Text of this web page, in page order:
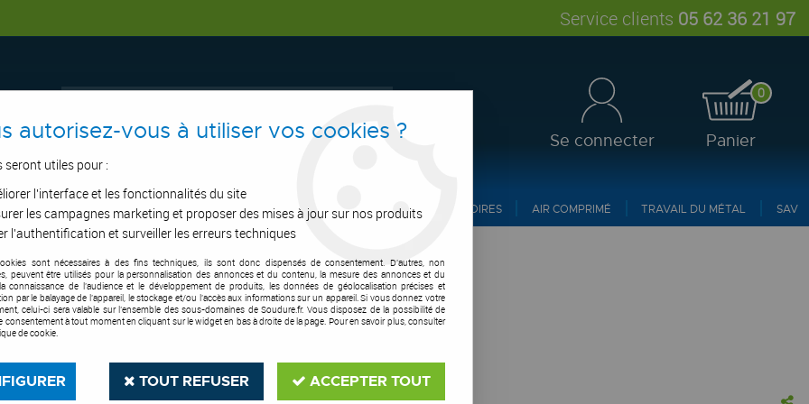
Service clients 05 62 36 21 97
Se connecter
0
Panier
ASPIRATION OUTILS DE COUPE SOUDURE E.P.I ACCESSOIRES AIR COMPRIMÉ TRAVAIL DU MÉTAL SAV
à meuler & affûteuse >Série PRO 150 TM avec arrêt coup de poing
autorisez-vous à utiliser vos cookies ?
seront utiles pour :
l'interface et les fonctionnalités du site
les campagnes marketing et proposer des mises à jour sur nos produits
l'authentification et surveiller les erreurs techniques
sont nécessaires à des fins techniques, ils sont donc dispensés de consentement. D'autres, non
peuvent être utilisés pour la personnalisation des annonces et du contenu, la mesure des annonces et du
connaissance de l'audience et le développement de produits, les données de géolocalisation précises et
par le balayage de l'appareil, le stockage et/ou l'accès aux informations sur un appareil. Si vous donnez votre
celui-ci sera valable sur l’ensemble des sous-domaines de Soudure.fr. Vous disposez de la possibilité de
consentement à tout moment en cliquant sur le widget en bas à droite de la page. Pour en savoir plus, consulter
de cookie.
TOUT REFUSER ACCEPTER TOUT